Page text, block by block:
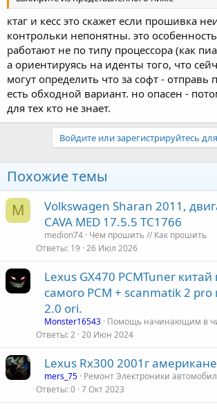
ктаг и кесс это скажет если прошивка
контрольки непонятны. это
работают не по типу процессора (как
а ориентируясь на иденты того, что
могут определить что за софт - отправь
есть обходной вариант. но опасен -
для тех кто не знает.
Войдите или зарегистрируйтесь
Похожие темы
M
Volkswagen Sharan 2011,
CAVA MED 17.5.5 TC1766
medion74 Чем прошить // Как прошить
Ответы 19 26 Июл 2026
Lexus GX470 PCMTuner
самого PCM + scanmatik 2
2.0 ori.
Monster16543 Помощь начинающим в
Ответы 2 20 Июн 2024
Lexus Rx300 2001г
mers_75 Ремонт Электроники
Ответы 0 7 Окт 2023